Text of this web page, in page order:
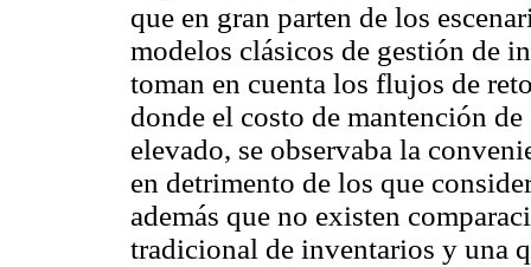
que en gran parten de los
modelos clásicos de gestión de
toman en cuenta los flujos de
donde el costo de mantención
elevado, se observaba la
en detrimento de los que
además que no existen
tradicional de inventarios y una